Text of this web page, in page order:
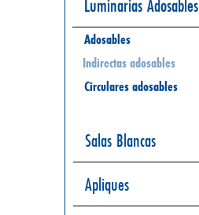
Luminarias Adosables
Adosables
Indirectas adosables
Circulares adosables
Salas Blancas
Apliques